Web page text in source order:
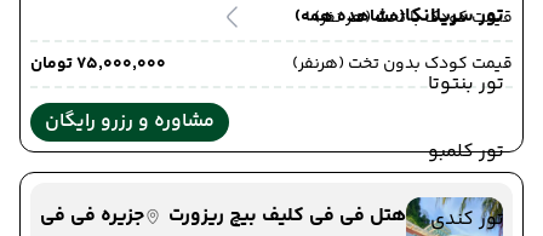
تور سریلانکا(مشاهده همه)
تور بنتوتا
تور کلمبو
تور کندی
قیمت کودک با تخت (هر نفر)
قیمت کودک بدون تخت (هرنفر)
۷۵٬۰۰۰٬۰۰۰ تومان
مشاوره و رزرو رایگان
هتل فی فی کلیف بیچ ریزورت
جزیره فی فی